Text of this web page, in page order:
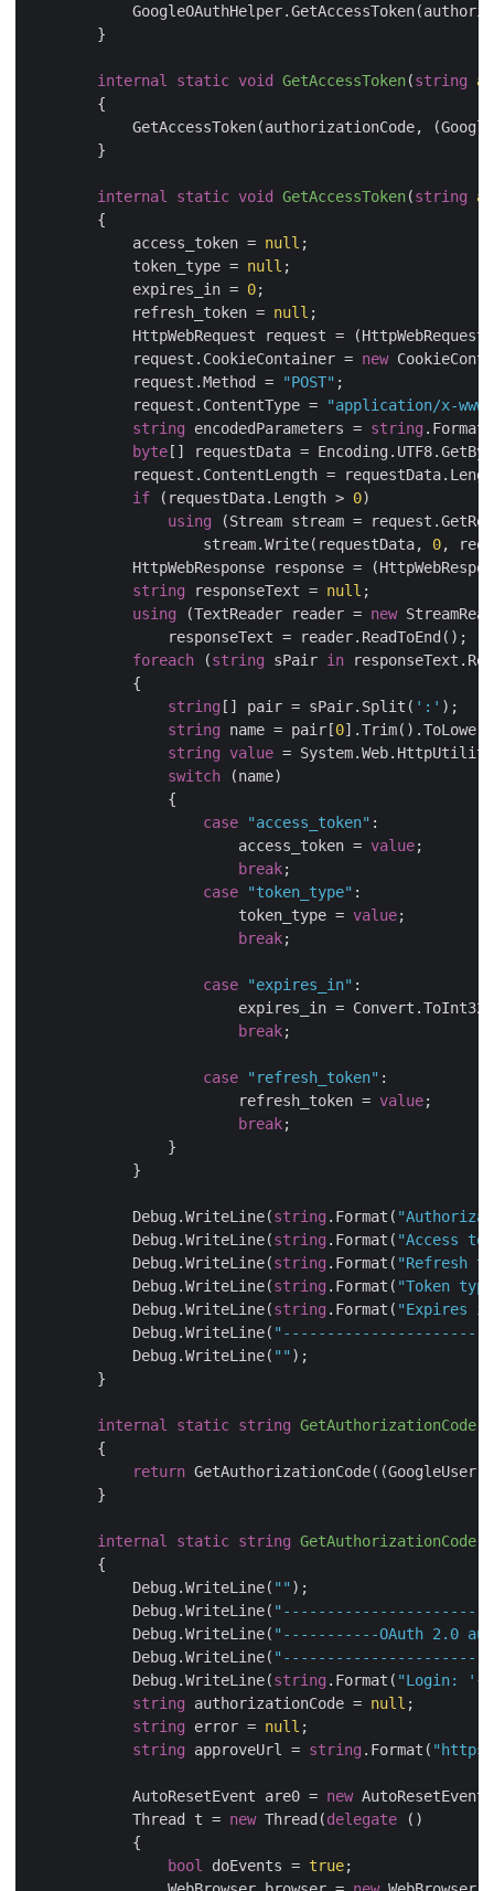
        }
internal static void GetAccessToken(string
        {
GetAccessToken(authorizationCode,
        }
internal static void GetAccessToken(string
        {
            access_token =
null ;
            token_type =
null ;
            expires_in =
0;
            refresh_token =
null ;
HttpWebRequest request =
            request.CookieContainer =
new
            request.Method =
"POST" ;
            request.ContentType =
"application/x-
string encodedParameters = string .Format(
byte [] requestData =
request.ContentLength =
if (requestData.Length > 0)
using (Stream stream =
                    stream.Write(requestData,
0,
HttpWebResponse response =
string responseText = null ;
using (TextReader reader = new
                responseText = reader.ReadToEnd();
foreach (string sPair in
            {
string [] pair = sPair.Split( ':' );
string name = pair[0
string
value =
switch (name)
                {
case
"access_token" :
                        access_token =
value;
break;
case
"token_type" :
                        token_type =
value;
break;
case "expires_in" :
                        expires_in = Convert.ToInt32(
break;
case "refresh_token" :
                        refresh_token =
value;
break;
                }
            }
            Debug.WriteLine(
string .Format(
            Debug.WriteLine(
string .Format( "Access
            Debug.WriteLine(
string .Format( "Refresh
            Debug.WriteLine(
string .Format( "Token
            Debug.WriteLine(
string .Format( "Expires
            Debug.WriteLine(
            Debug.WriteLine(
"" );
        }
internal static string GetAuthorizationCode
        {
return
        }
internal static string GetAuthorizationCode
        {
            Debug.WriteLine(
"" );
            Debug.WriteLine(
            Debug.WriteLine(
"-----------OAuth 2.0
            Debug.WriteLine(
            Debug.WriteLine(
string .Format( "Login:
string authorizationCode = null ;
string error = null ;
string approveUrl = string .Format(
            AutoResetEvent are0 =
new AutoResetEvent(
            Thread t =
new Thread(delegate ()
            {
bool
doEvents = true;